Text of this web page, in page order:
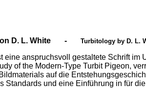
von D. L. White - Turbitology by D. L.
eine anspruchsvoll gestaltete Schrift im
of the Modern-Type Turbit Pigeon,
auf die
Standards und eine Einführung in für